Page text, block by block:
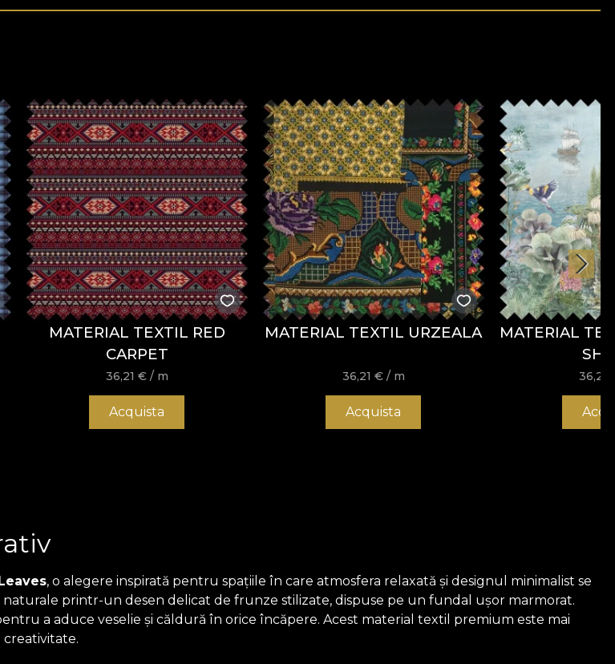
MATERIAL TEXTIL RED
CARPET
36,21 € / m
Acquista
MATERIAL TEXTIL URZEALA
36,21 € / m
Acquista
MATERIAL
36,21
, o alegere inspirată pentru spațiile în care atmosfera relaxată și designul minimalist se
printr-un desen delicat de frunze stilizate, dispuse pe un fundal ușor marmorat.
a aduce veselie și căldură în orice încăpere. Acest material textil premium este mai
creativitate.